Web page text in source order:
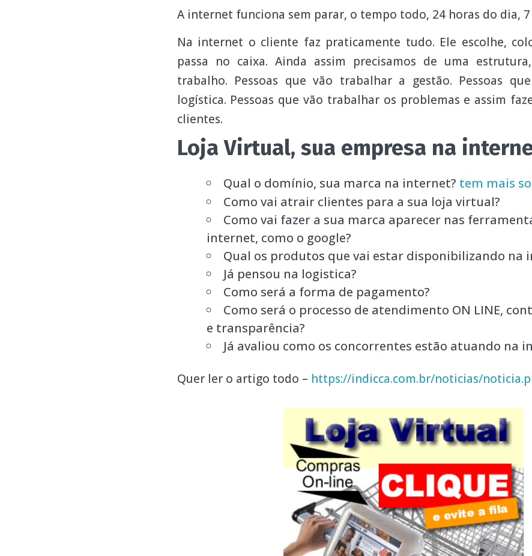
A internet funciona sem parar, o tempo todo, 24 horas do dia, 7
Na internet o cliente faz praticamente tudo. Ele escolhe,
passa no caixa. Ainda assim precisamos de uma
trabalho. Pessoas que vão trabalhar a gestão. Pessoas
logística. Pessoas que vão trabalhar os problemas e assim
clientes.
Loja Virtual, sua empresa na
Qual o domínio, sua marca na internet? tem mais
Como vai atrair clientes para a sua loja virtual?
Como vai fazer a sua marca aparecer nas
internet, como o google?
Qual os produtos que vai estar disponibilizando na
Já pensou na logistica?
Como será a forma de pagamento?
Como será o processo de atendimento ON LINE,
e transparência?
Já avaliou como os concorrentes estão atuando na
Quer ler o artigo todo – https://indicca.com.br/noticias/